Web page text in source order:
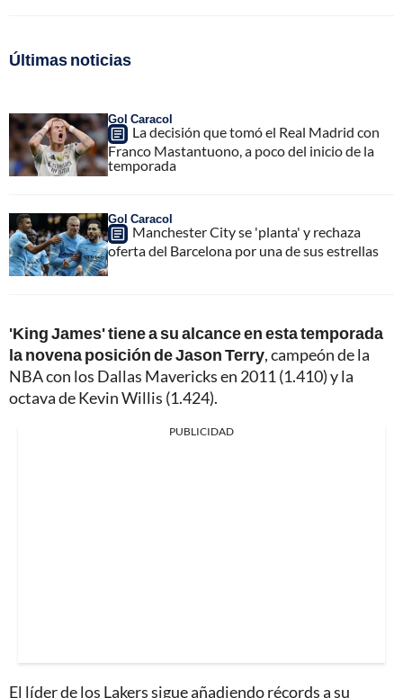
Últimas noticias
Gol Caracol
La decisión que tomó el Real Madrid con
Franco Mastantuono, a poco del inicio de la
temporada
Gol Caracol
Manchester City se 'planta' y rechaza
oferta del Barcelona por una de sus estrellas
'King James' tiene a su alcance en esta temporada
la novena posición de Jason Terry, campeón de la
NBA con los Dallas Mavericks en 2011 (1.410) y la
octava de Kevin Willis (1.424).
PUBLICIDAD
El líder de los Lakers sigue añadiendo récords a su